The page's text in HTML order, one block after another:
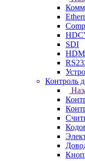
SDI
Контроль